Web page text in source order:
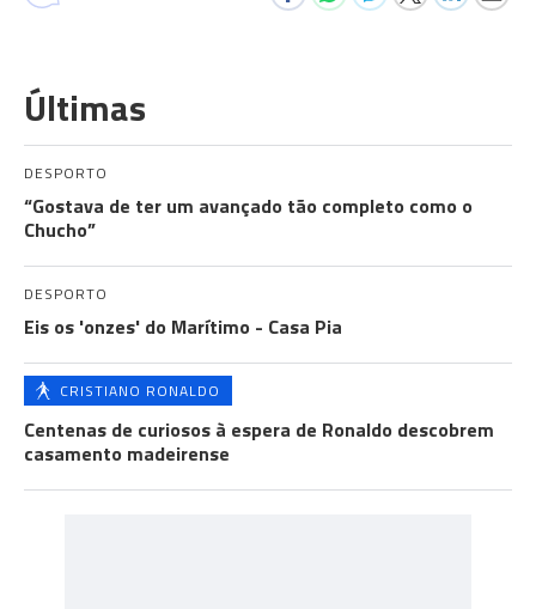
Últimas
DESPORTO
“Gostava de ter um avançado tão completo como o
Chucho”
DESPORTO
Eis os 'onzes' do Marítimo - Casa Pia
CRISTIANO RONALDO
Centenas de curiosos à espera de Ronaldo descobrem
casamento madeirense